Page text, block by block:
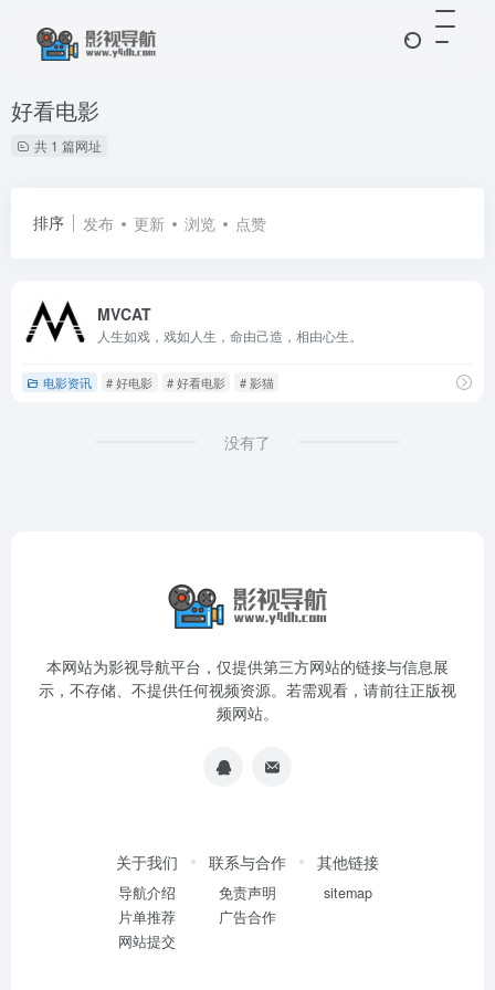
好看电影
共 1 篇网址
排序 发布 更新 浏览 点赞
MVCAT
人生如戏，戏如人生，命由己造，相由心生。
电影资讯 # 好电影 # 好看电影 # 影猫
没有了
本网站为影视导航平台，仅提供第三方网站的链接与信息展
示，不存储、不提供任何视频资源。若需观看，请前往正版视
频网站。
关于我们
导航介绍
片单推荐
网站提交
联系与合作
免责声明
广告合作
其他链接
sitemap